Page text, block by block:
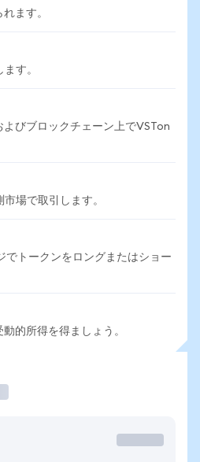
ます。
す。
よびブロックチェーン上でVSTon
場で取引します。
でトークンをロングまたはショー
的所得を得ましょう。